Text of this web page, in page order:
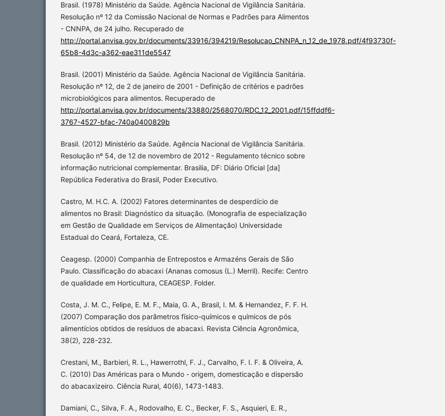
Brasil. (1978) Ministério da Saúde. Agência Nacional de Vigilância Sanitária.
Resolução nº 12 da Comissão Nacional de Normas e Padrões para Alimentos
- CNNPA, de 24 julho. Recuperado de
http://portal.anvisa.gov.br/documents/33916/394219/Resolucao_CNNPA_n_12_de_1978.pdf/4f93730f-
65b8-4d3c-a362-eae311de5547
Brasil. (2001) Ministério da Saúde. Agência Nacional de Vigilância Sanitária.
Resolução nº 12, de 2 de janeiro de 2001 - Definição de critérios e padrões
microbiológicos para alimentos. Recuperado de
http://portal.anvisa.gov.br/documents/33880/2568070/RDC_12_2001.pdf/15ffddf6-
3767-4527-bfac-740a0400829b
Brasil. (2012) Ministério da Saúde. Agência Nacional de Vigilância Sanitária.
Resolução nº 54, de 12 de novembro de 2012 - Regulamento técnico sobre
informação nutricional complementar. Brasilia, DF: Diário Oficial [da]
República Federativa do Brasil, Poder Executivo.
Castro, M. H.C. A. (2002) Fatores determinantes de desperdício de
alimentos no Brasil: Diagnóstico da situação. (Monografia de especialização
em Gestão de Qualidade em Serviços de Alimentação) Universidade
Estadual do Ceará, Fortaleza, CE.
Ceagesp. (2000) Companhia de Entrepostos e Armazéns Gerais de São
Paulo. Classificação do abacaxi (Ananas comosus (L.) Merril). Recife: Centro
de qualidade em Horticultura, CEAGESP. Folder.
Costa, J. M. C., Felipe, E. M. F., Maia, G. A., Brasil, I. M. & Hernandez, F. F. H.
(2007) Comparação dos parâmetros físico-químicos e químicos de pós
alimentícios obtidos de resíduos de abacaxi. Revista Ciência Agronômica,
38(2), 228-232.
Crestani, M., Barbieri, R. L., Hawerrothl, F. J., Carvalho, F. I. F. & Oliveira, A.
C. (2010) Das Américas para o Mundo - origem, domesticação e dispersão
do abacaxizeiro. Ciência Rural, 40(6), 1473-1483.
Damiani, C., Silva, F. A., Rodovalho, E. C., Becker, F. S., Asquieri, E. R.,